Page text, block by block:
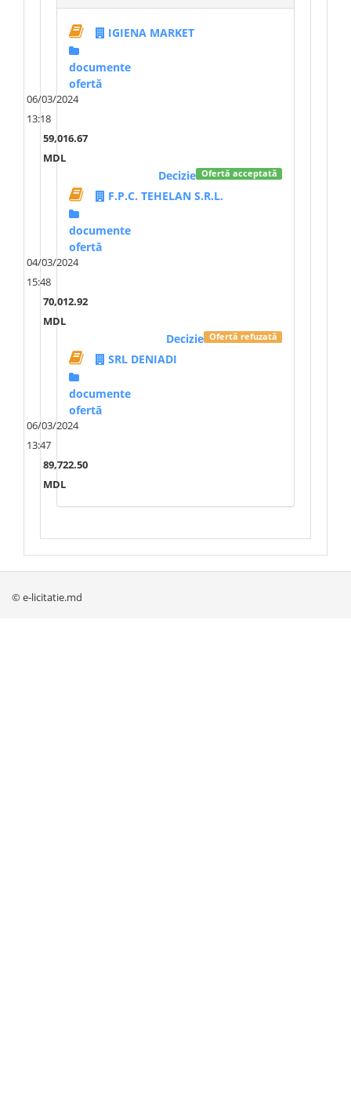
IGIENA MARKET
documente
ofertă
06/03/2024
13:18
59,016.67
MDL
Ofertă acceptată
Decizie
F.P.C. TEHELAN S.R.L.
documente
ofertă
04/03/2024
15:48
70,012.92
MDL
Ofertă refuzată
Decizie
SRL DENIADI
documente
ofertă
06/03/2024
13:47
89,722.50
MDL
© e-licitatie.md